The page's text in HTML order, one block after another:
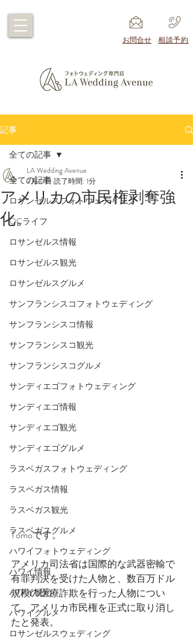
​お問合せ ​相談予約
記事
全ての記事
ロサンゼルスフォトウェディング
OCライフ
ロサンゼルス情報
ロサンゼルス観光
ロサンゼルスグルメ
サンフランシスコフォトウェディング
サンフランシスコ情報
サンフランシスコ観光
サンフランシスコグルメ
サンディエゴフォトウェディング
サンディエゴ情報
サンディエゴ観光
サンディエゴグルメ
ラスベガスフォトウェディング
ラスベガス情報
ラスベガス観光
ラスベガスグルメ
ハワイフォトウェディング
ハワイ情報
ハワイ観光
ハワイグルメ
ロサンゼルスウェディング
全ての記事
アメリカの市民権剥奪強
化。
LA Wedding Avenue
3月31日 読了時間: 1分
Tomoです。
アメリカ司法省は国際的な武器密輸で
有罪判決を受けた人物と、数百万ドル
規模の医療詐欺を行った人物につい
て、アメリカ市民権を正式に取り消し
たと発表。